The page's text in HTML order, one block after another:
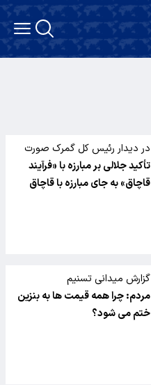
در دیدار رئیس کل گمرک صورت
گرفت
تأکید جلالی بر مبارزه با «فرآیند
قاچاق» به جای مبارزه با قاچاق
گزارش میدانی تسنیم
مردم: چرا همه قیمت ها به بنزین
ختم می شود؟